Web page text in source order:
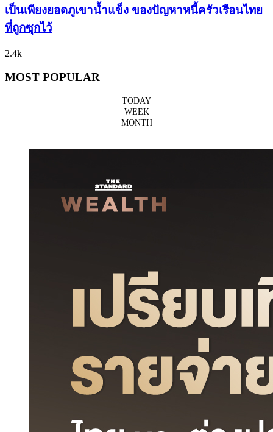
เป็นเพียงยอดภูเขาน้ำแข็ง ของปัญหาหนี้ครัวเรือนไทย
ที่ถูกซุกไว้
2.4k
MOST POPULAR
TODAY
WEEK
MONTH